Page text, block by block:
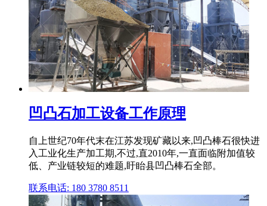
凹凸石加工设备工作原理
自上世纪70年代末在江苏发现矿藏以来,凹凸棒石很快进
入工业化生产加工期,不过,直2010年,一直面临附加值较
低、产业链较短的难题,盱眙县凹凸棒石全部。
联系电话: 180 3780 8511